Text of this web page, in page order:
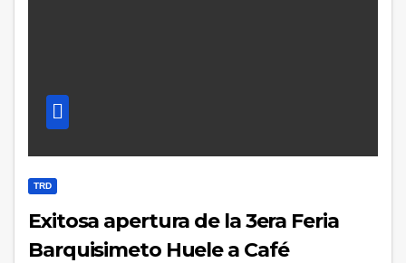
TRD
Exitosa apertura de la 3era Feria
Barquisimeto Huele a Café